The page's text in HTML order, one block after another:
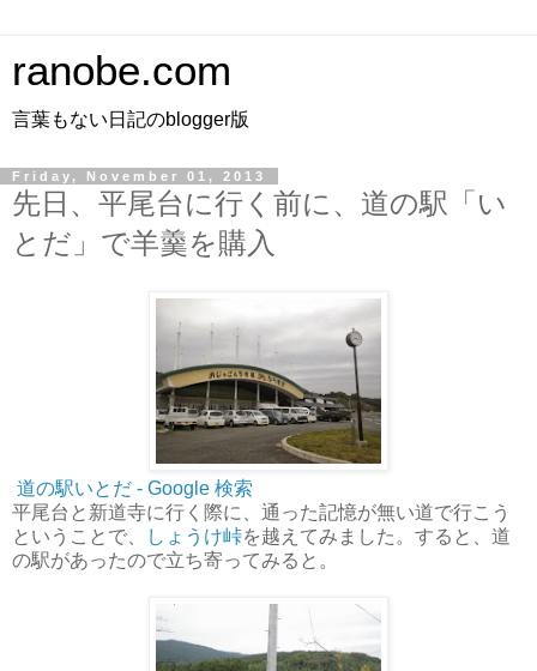
ranobe.com
言葉もない日記のblogger版
Friday, November 01, 2013
先日、平尾台に行く前に、道の駅「い
とだ」で羊羹を購入
道の駅いとだ - Google 検索
平尾台と新道寺に行く際に、通った記憶が無い道で行こう
ということで、
しょうけ峠を越えてみました。すると、道
の駅があったので立ち寄ってみると。